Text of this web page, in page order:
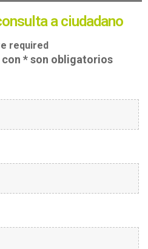
a ciudadano
required
* son obligatorios